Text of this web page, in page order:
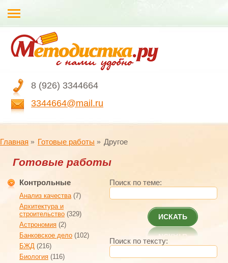
8 (926) 3344664
3344664@mail.ru
Главная Готовые работы Другое
Готовые работы
Контрольные
Анализ качества(7)
Архитектура и
строительство (329)
Астрономия (2)
Банковское дело (102)
БЖД (216)
Биология (116)
Поиск по теме:
ИСКАТЬ
Поиск по тексту: